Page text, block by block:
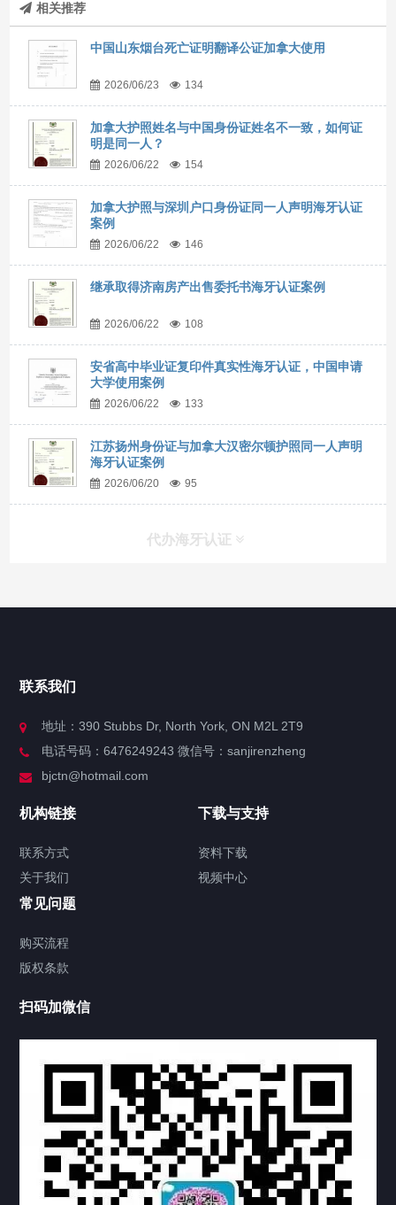
相关推荐
中国山东烟台死亡证明翻译公证加拿大使用
2026/06/23 134
加拿大护照姓名与中国身份证姓名不一致，如何证
明是同一人？
2026/06/22 154
加拿大护照与深圳户口身份证同一人声明海牙认证
案例
2026/06/22 146
继承取得济南房产出售委托书海牙认证案例
2026/06/22 108
安省高中毕业证复印件真实性海牙认证，中国申请
大学使用案例
2026/06/22 133
江苏扬州身份证与加拿大汉密尔顿护照同一人声明
海牙认证案例
2026/06/20 95
代办海牙认证
服务分类
签署类文件海牙认证程序费用
视频中心
热门标签 TAG
机构链接
联系方式 关于我们
下载与支持
联系我们
地址：390 Stubbs Dr, North York, ON M2L 2T9
电话号码：6476249243 微信号：sanjirenzheng
bjctn@hotmail.com
机构链接
联系方式
关于我们
下载与支持
资料下载
视频中心
常见问题
购买流程
版权条款
扫码加微信